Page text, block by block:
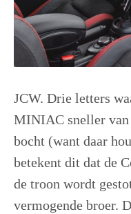
JCW. Drie letters
MINIAC sneller van
bocht (want daar
betekent dit dat de
de troon wordt
vermogende broer.